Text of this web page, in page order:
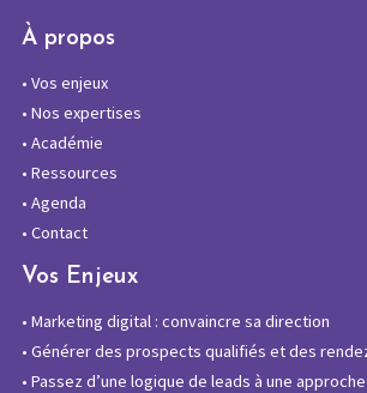
À propos
• Vos enjeux
• Nos expertises
• Académie
• Ressources
• Agenda
• Contact
Vos Enjeux
• Marketing digital : convaincre sa direction
• Générer des prospects qualifiés et des
• Passez d’une logique de leads à une